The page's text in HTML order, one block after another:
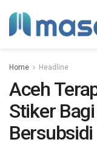
Home Headline
Aceh
Stiker
Bersubsidi